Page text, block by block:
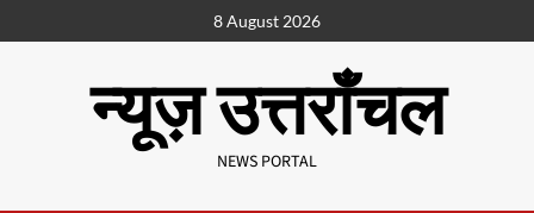
8 August 2026
न्यूज़ उत्तराँचल
NEWS PORTAL